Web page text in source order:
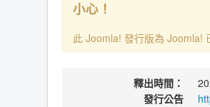
小心！
此 Joomla! 發行版為 Joomla!
釋出時間：
發行公告